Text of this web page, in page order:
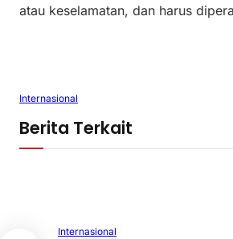
atau keselamatan, dan harus
Internasional
Berita Terkait
Internasional